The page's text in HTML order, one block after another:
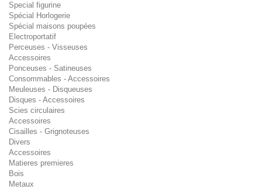
Special figurine
Spécial Horlogerie
Spécial maisons poupées
Electroportatif
Perceuses - Visseuses
Accessoires
Ponceuses - Satineuses
Consommables - Accessoires
Meuleuses - Disqueuses
Disques - Accessoires
Scies circulaires
Accessoires
Cisailles - Grignoteuses
Divers
Accessoires
Matieres premieres
Bois
Metaux